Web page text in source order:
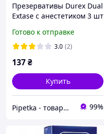
Презервативы Durex Dual
Extase с анестетиком 3 шт
Готово к отправке
3.0 (2)
137₴
Купить
Pipetka - товары медицинского назначения 99%